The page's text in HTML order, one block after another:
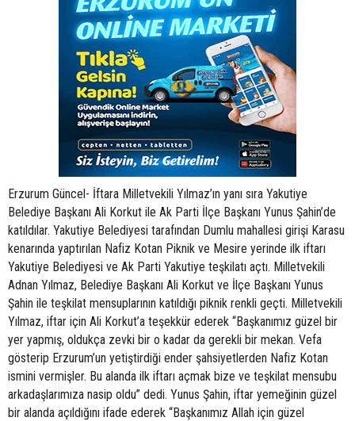
Erzurum Güncel- İftara Milletvekili Yılmaz’ın yanı sıra Yakutiye
Belediye Başkanı Ali Korkut ile Ak Parti İlçe Başkanı Yunus Şahin’de
katıldılar. Yakutiye Belediyesi tarafından Dumlu mahallesi girişi Karasu
kenarında yaptırılan Nafiz Kotan Piknik ve Mesire yerinde ilk iftarı
Yakutiye Belediyesi ve Ak Parti Yakutiye teşkilatı açtı. Milletvekili
Adnan Yılmaz, Belediye Başkanı Ali Korkut ve İlçe Başkanı Yunus
Şahin ile teşkilat mensuplarının katıldığı piknik renkli geçti. Milletvekili
Yılmaz, iftar için Ali Korkut’a teşekkür ederek “Başkanımız güzel bir
yer yapmış, oldukça zevki bir o kadar da gerekli bir mekan. Vefa
gösterip Erzurum’un yetiştirdiği ender şahsiyetlerden Nafiz Kotan
ismini vermişler. Bu alanda ilk iftarı açmak bize ve teşkilat mensubu
arkadaşlarımıza nasip oldu” dedi. Yunus Şahin, iftar yemeğinin güzel
bir alanda açıldığını ifade ederek “Başkanımız Allah için güzel